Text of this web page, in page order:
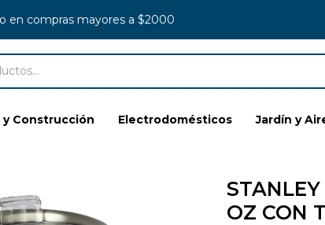
y Construcción Electrodomésticos Jardín y
en compras mayores a $2000
OZ CON